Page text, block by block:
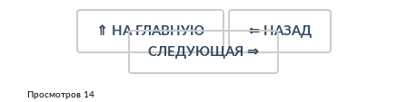
⇑ НА ГЛАВНУЮ ⇐НАЗАД
СЛЕДУЮЩАЯ⇒
Просмотров 14